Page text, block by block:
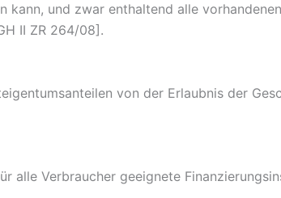
und zwar enthaltend alle
II ZR 264/08].
von der Erlaubnis der
alle Verbraucher geeignete